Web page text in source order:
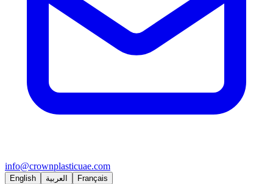
info@crownplasticuae.com
English العربية Français